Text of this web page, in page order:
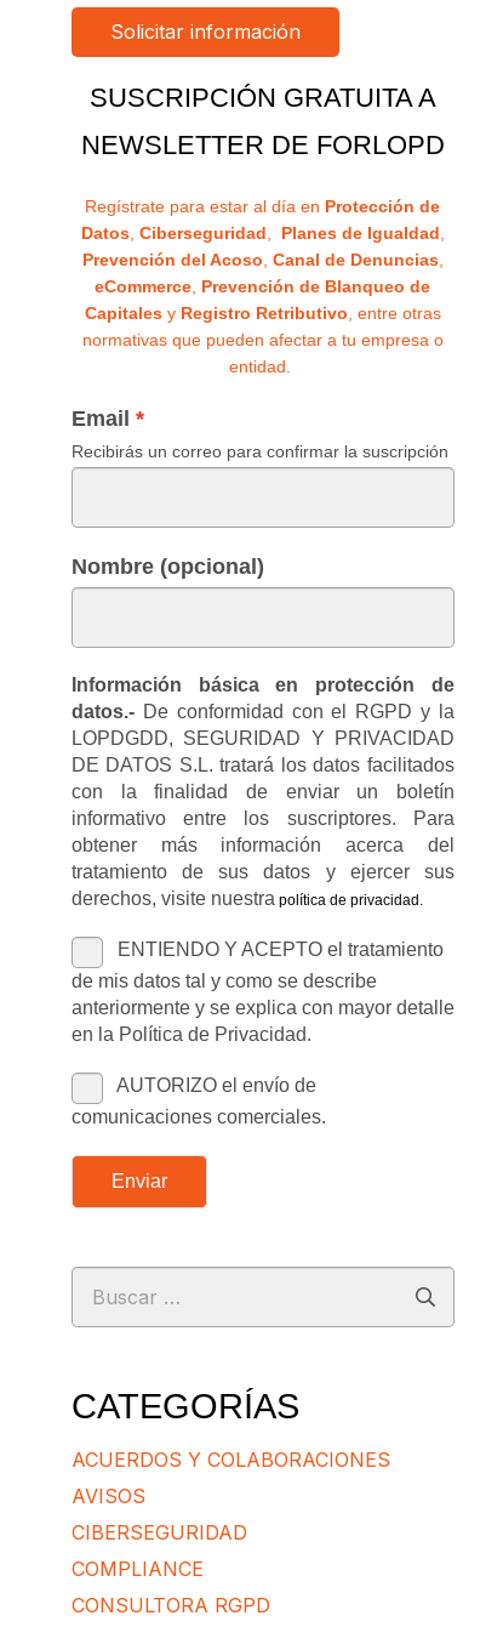
SUSCRIPCIÓN GRATUITA A
NEWSLETTER DE FORLOPD
Regístrate para estar al día en Protección de
Datos, Ciberseguridad, Planes de Igualdad,
Prevención del Acoso, Canal de Denuncias,
eCommerce, Prevención de Blanqueo de
Capitalesy Registro Retributivo, entre otras
normativas que pueden afectar a tu empresa o
entidad.
Email
Recibirás un correo para confirmar la suscripción
Nombre (opcional)
Información básica en protección de
datos.-De conformidad con el RGPD y la
LOPDGDD, SEGURIDAD Y PRIVACIDAD
DE DATOS S.L. tratará los datos facilitados
con la finalidad de enviar un boletín
informativo entre los suscriptores. Para
obtener más información acerca del
tratamiento de sus datos y ejercer sus
derechos, visite nuestra política de privacidad .
ENTIENDO Y ACEPTO el tratamiento
de mis datos tal y como se describe
anteriormente y se explica con mayor detalle
en la Política de Privacidad.
AUTORIZO el envío de
comunicaciones comerciales.
Enviar
Buscar:
CATEGORÍAS
ACUERDOS Y COLABORACIONES
AVISOS
CIBERSEGURIDAD
COMPLIANCE
CONSULTORA RGPD